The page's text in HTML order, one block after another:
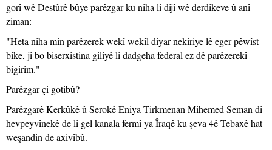
gorî wê Destûrê bûye parêzgar ku niha li dijî wê derdikeve û anî
ziman:
"Heta niha min parêzerek wekî wekîl diyar nekiriye lê eger pêwîst
bike, ji bo biserxistina giliyê li dadgeha federal ez dê parêzerekî
bigirim."
Parêzgar çi gotibû?
Parêzgarê Kerkûkê û Serokê Eniya Tirkmenan Mihemed Seman di
hevpeyvînekê de li gel kanala fermî ya Îraqê ku şeva 4ê Tebaxê hat
weşandin de axivîbû.